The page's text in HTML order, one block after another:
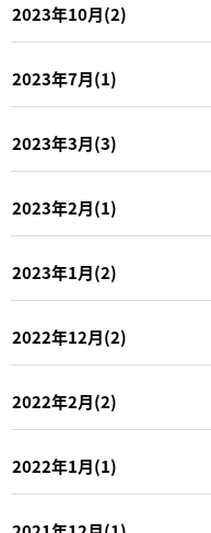
2023年10月(2)
2023年7月(1)
2023年3月(3)
2023年2月(1)
2023年1月(2)
2022年12月(2)
2022年2月(2)
2022年1月(1)